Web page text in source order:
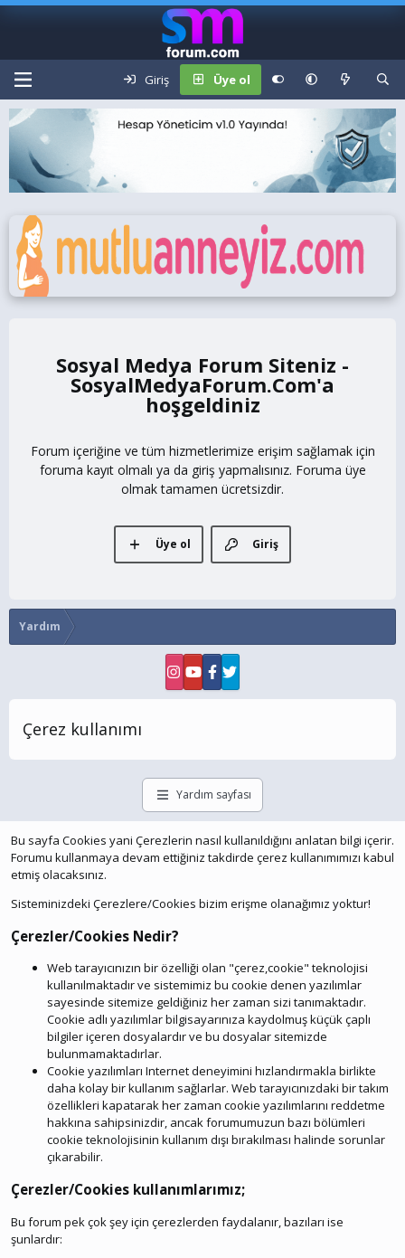
Giriş Üye ol
Sosyal Medya Forum Siteniz -
SosyalMedyaForum.Com
Forum içeriğine ve tüm hizmetlerimize erişim sağlamak için
foruma kayıt olmalı ya da giriş yapmalısınız. Foruma üye
olmak tamamen ücretsizdir.
Giriş
Üye ol
Yardım
Çerez kullanımı
Yardım sayfası
Bu sayfa Cookies yani Çerezlerin nasıl kullanıldığını anlatan bilgi içerir.
Forumu kullanmaya devam ettiğiniz takdirde çerez kullanımımızı kabul
etmiş olacaksınız.
Sisteminizdeki Çerezlere/Cookies bizim erişme olanağımız yoktur!
Çerezler/Cookies Nedir?
Web tarayıcınızın bir özelliği olan "çerez,cookie" teknolojisi
kullanılmaktadır ve sistemimiz bu cookie denen yazılımlar
sayesinde sitemize geldiğiniz her zaman sizi tanımaktadır.
Cookie adlı yazılımlar bilgisayarınıza kaydolmuş küçük çaplı
bilgiler içeren dosyalardır ve bu dosyalar sitemizde
bulunmamaktadırlar.
Cookie yazılımları Internet deneyimini hızlandırmakla birlikte
daha kolay bir kullanım sağlarlar. Web tarayıcınızdaki bir takım
özellikleri kapatarak her zaman cookie yazılımlarını reddetme
hakkına sahipsinizdir, ancak forumumuzun bazı bölümleri
cookie teknolojisinin kullanım dışı bırakılması halinde sorunlar
çıkarabilir.
Çerezler/Cookies kullanımlarımız;
Bu forum pek çok şey için çerezlerden faydalanır, bazıları ise
şunlardır: